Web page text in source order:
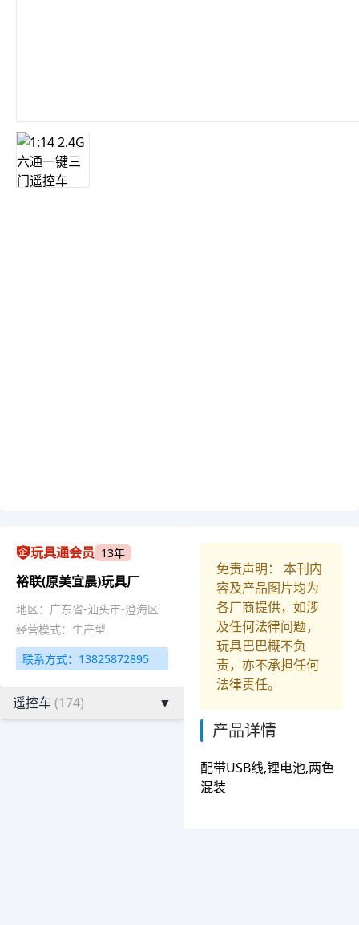
玩具通会员 13年
裕联(原美宜晨)玩具厂
地区：广东省-汕头市-澄海区
经营模式：生产型
联系方式：13825872895
遥控车 (174) ▼
免责声明： 本刊内
容及产品图片均为
各厂商提供，如涉
及任何法律问题，
玩具巴巴概不负
责，亦不承担任何
法律责任。
产品详情
配带USB线,锂电池,两色
混装